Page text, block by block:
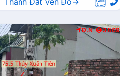
Thành Đất Ven Đô→
Đ.N 3809